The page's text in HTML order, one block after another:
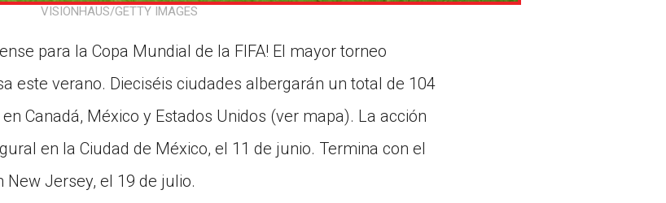
VISIONHAUS/GETTY IMAGES
para la Copa Mundial de la FIFA! El mayor torneo
este verano. Dieciséis ciudades albergarán un total de 104
Canadá, México y Estados Unidos (ver mapa). La acción
en la Ciudad de México, el 11 de junio. Termina con el
Jersey, el 19 de julio.